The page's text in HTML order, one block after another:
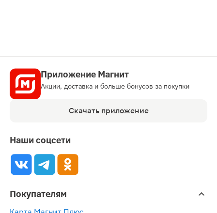
Приложение Магнит
Акции, доставка и больше бонусов за покупки
Скачать приложение
Наши соцсети
Покупателям